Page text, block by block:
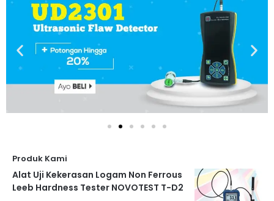
Produk Kami
Alat Uji Kekerasan Logam Non Ferrous
Leeb Hardness Tester NOVOTEST T-D2